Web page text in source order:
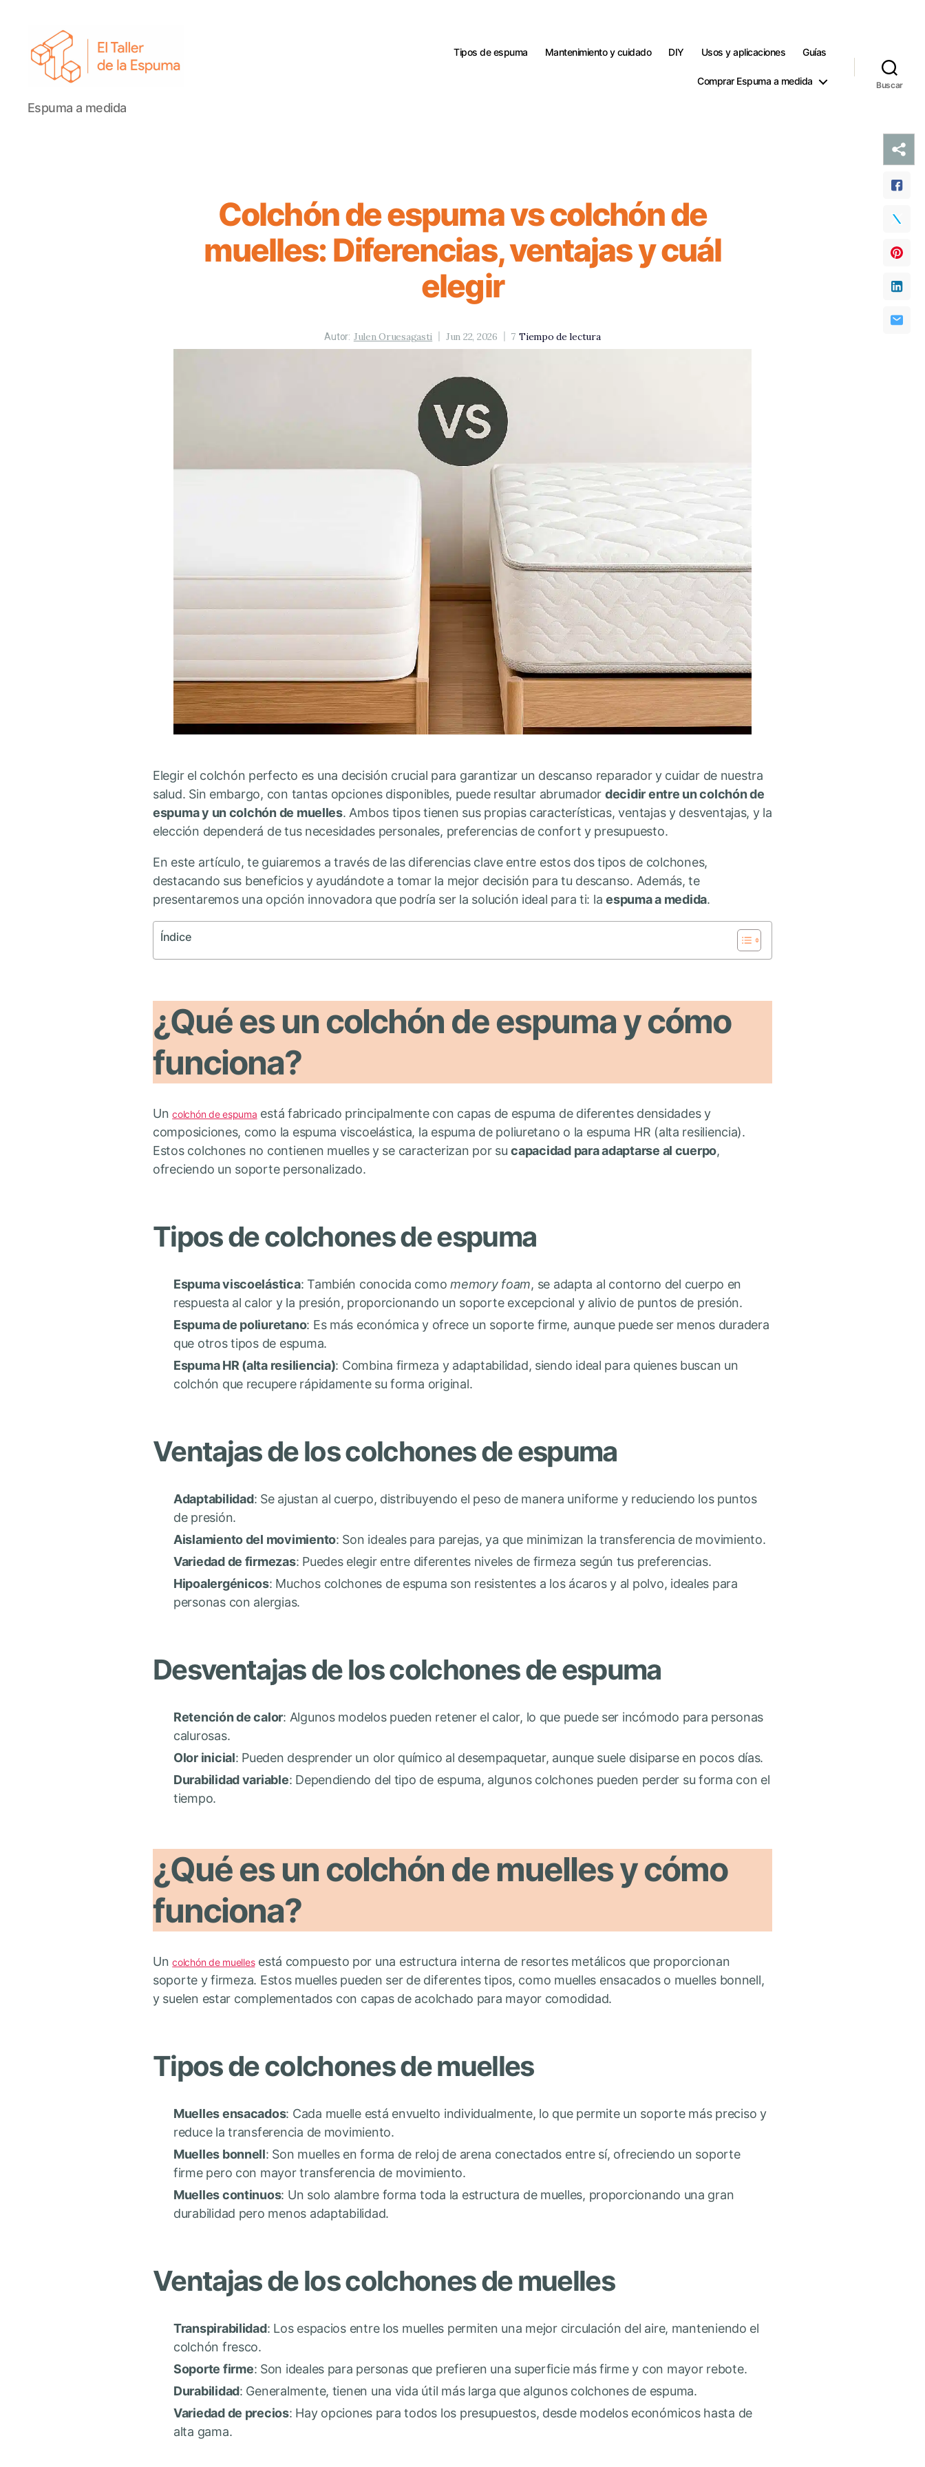
El
Taller
Espuma a medida
Tipos de espuma Mantenimiento y cuidado DIY Usos y aplicaciones Guías
Comprar Espuma a medida Buscar
Colchón de espuma vs colchón de
muelles: Diferencias, ventajas y cuál
elegir
Autor: Julen Oruesagasti Jun 22, 2026 7 Tiempo de lectura
Elegir el colchón perfecto es una decisión crucial para garantizar un descanso reparador y cuidar de nuestra
salud. Sin embargo, con tantas opciones disponibles, puede resultar abrumador decidir entre un colchón de
espuma y un colchón de muelles. Ambos tipos tienen sus propias características, ventajas y desventajas, y la
elección dependerá de tus necesidades personales, preferencias de confort y presupuesto.
En este artículo, te guiaremos a través de las diferencias clave entre estos dos tipos de colchones,
destacando sus beneficios y ayudándote a tomar la mejor decisión para tu descanso. Además, te
presentaremos una opción innovadora que podría ser la solución ideal para ti: laespuma a medida.
Índice
¿Qué es un colchón de espuma y cómo
funciona?
Uncolchón de espuma está fabricado principalmente con capas de espuma de diferentes densidades y
composiciones, como la espuma viscoelástica, la espuma de poliuretano o la espuma HR (alta resiliencia).
Estos colchones no contienen muelles y se caracterizan por sucapacidad para adaptarse al cuerpo,
ofreciendo un soporte personalizado.
Tipos de colchones de espuma
Espuma viscoelástica: También conocida comomemory foam, se adapta al contorno del cuerpo en
respuesta al calor y la presión, proporcionando un soporte excepcional y alivio de puntos de presión.
Espuma de poliuretano: Es más económica y ofrece un soporte firme, aunque puede ser menos duradera
que otros tipos de espuma.
Espuma HR (alta resiliencia): Combina firmeza y adaptabilidad, siendo ideal para quienes buscan un
colchón que recupere rápidamente su forma original.
Ventajas de los colchones de espuma
Adaptabilidad: Se ajustan al cuerpo, distribuyendo el peso de manera uniforme y reduciendo los puntos
de presión.
Aislamiento del movimiento: Son ideales para parejas, ya que minimizan la transferencia de movimiento.
Variedad de firmezas: Puedes elegir entre diferentes niveles de firmeza según tus preferencias.
Hipoalergénicos: Muchos colchones de espuma son resistentes a los ácaros y al polvo, ideales para
personas con alergias.
Desventajas de los colchones de espuma
Retención de calor: Algunos modelos pueden retener el calor, lo que puede ser incómodo para personas
calurosas.
Olor inicial: Pueden desprender un olor químico al desempaquetar, aunque suele disiparse en pocos días.
Durabilidad variable: Dependiendo del tipo de espuma, algunos colchones pueden perder su forma con el
tiempo.
¿Qué es un colchón de muelles y cómo
funciona?
Uncolchón de muellesestá compuesto por una estructura interna de resortes metálicos que proporcionan
soporte y firmeza. Estos muelles pueden ser de diferentes tipos, como muelles ensacados o muelles bonnell,
y suelen estar complementados con capas de acolchado para mayor comodidad.
Tipos de colchones de muelles
Muelles ensacados: Cada muelle está envuelto individualmente, lo que permite un soporte más preciso y
reduce la transferencia de movimiento.
Muelles bonnell: Son muelles en forma de reloj de arena conectados entre sí, ofreciendo un soporte
firme pero con mayor transferencia de movimiento.
Muelles continuos: Un solo alambre forma toda la estructura de muelles, proporcionando una gran
durabilidad pero menos adaptabilidad.
Ventajas de los colchones de muelles
Transpirabilidad: Los espacios entre los muelles permiten una mejor circulación del aire, manteniendo el
colchón fresco.
Soporte firme: Son ideales para personas que prefieren una superficie más firme y con mayor rebote.
Durabilidad: Generalmente, tienen una vida útil más larga que algunos colchones de espuma.
Variedad de precios: Hay opciones para todos los presupuestos, desde modelos económicos hasta de
alta gama.